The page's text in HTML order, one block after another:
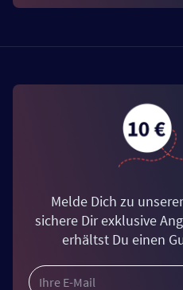
Melde Dich zu
sichere Dir exklusive
erhältst Du einen